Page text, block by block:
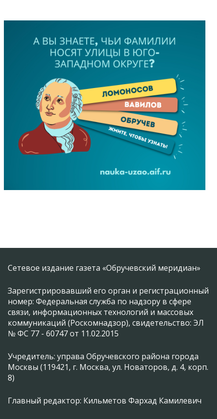
Сетевое издание газета «Обручевский меридиан»
Зарегистрировавший его орган и регистрационный
номер: Федеральная служба по надзору в сфере
связи, информационных технологий и массовых
коммуникаций (Роскомнадзор), свидетельство: ЭЛ
№ ФС 77 - 60747 от 11.02.2015
Учредитель: управа Обручевского района города
Москвы (119421, г. Москва, ул. Новаторов, д. 4, корп.
8)
Главный редактор: Кильметов Фархад Камилевич